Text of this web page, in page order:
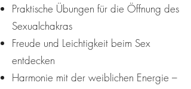
Praktische Übungen für die Öffnung des
Sexualchakras
Freude und Leichtigkeit beim Sex
entdecken
Harmonie mit der weiblichen Energie –